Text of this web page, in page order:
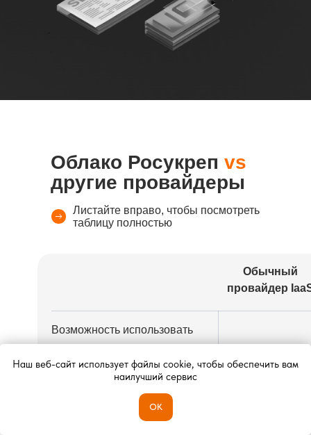
Наш веб-сайт использует файлы cookie, чтобы обеспечить вам
наилучший сервис
ОК
Облако Росукреп vs
другие провайдеры
Листайте вправо, чтобы посмотреть
таблицу полностью
Обычный
провайдер
Возможность использовать
нетиповые
индивидуальные
конфигурации